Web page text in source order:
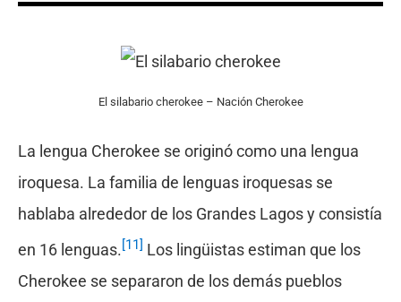
El silabario cherokee – Nación Cherokee
La lengua Cherokee se originó como una lengua
iroquesa. La familia de lenguas iroquesas se
hablaba alrededor de los Grandes Lagos y consistía
en 16 lenguas.[11] Los lingüistas estiman que los
Cherokee se separaron de los demás pueblos